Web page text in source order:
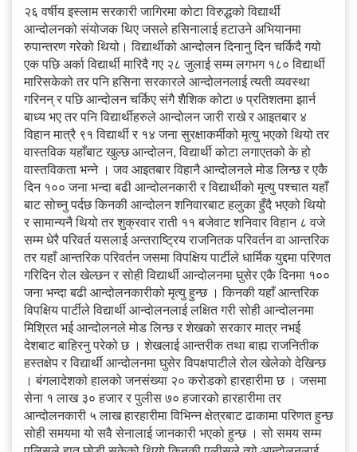
२६ वर्षीय इस्लाम सरकारी जागिरमा कोटा विरुद्धको विद्यार्थी
आन्दोलनको संयोजक थिए जसले हसिनालाई हटाउने अभियानमा
रुपान्तरण गरेको थियो। विद्यार्थीको आन्दोलन दिनानु दिन चर्किदै गयो
एक पछि अर्का विद्यार्थी मारिदै गए २८ जुलाई सम्म लगभग १८० विद्यार्थी
मारिसकेको तर पनि हसिना सरकारले आन्दोलनलाई त्यती व्यवस्था
गरिनन् र पछि आन्दोलन चर्किए संगै शैशिक कोटा ७ प्रतिशतमा झार्न
बाध्य भए तर पनि विद्यार्थीहरुले आन्दोलन जारी राखे र आइतबार ४
विहान मात्रै ९१ विद्यार्थी र १४ जना सुरक्षाकर्मीको मृत्यु भएको थियो तर
वास्तविक यहाँबाट खुल्छ आन्दोलन, विद्यार्थी कोटा लगाएतको के हो
वास्तविकता भन्ने । जव आइतबार विहानै आन्दोलनले मोड लिन्छ र एकै
दिन १०० जना भन्दा बढी आन्दोलनकारी र विद्यार्थीको मृत्यु पश्चात यहाँ
बाट सोच्नु पर्दछ किनकी आन्दोलन शनिवारबाट हलुका हुँदै भएको थियो
र सामान्यनै थियो तर शुक्रवार राती ११ बजेवाट शनिवार विहान ८ वजे
सम्म धेरै परिवर्त यसलाई अन्तराष्ट्रिय राजनितक परिवर्तन वा आन्तरिक
तर यहाँ आन्तरिक परिवर्तन जसमा विपक्षिय पार्टीले धार्मिक युद्दमा परिणत
गरिदिन रोल खेल्छन र सोही विद्यार्थी आन्दोलनमा घुसेर एकै दिनमा १००
जना भन्दा बढी आन्दोलनकारीको मृत्यु हुन्छ । किनकी यहाँ आन्तरिक
विपक्षिय पार्टीले विद्यार्थी आन्दोलनलाई लक्षित गरी सोही आन्दोलनमा
मिश्रित भई आन्दोलनले मोड लिन्छ र शेखको सरकार मात्र नभई
देशबाट बाहिरनु परेको छ । शेखलाई आन्तरीक तथा बाह्य राजनितीक
हस्तक्षेप र विद्यार्थी आन्दोलनमा घुसेर विपक्षपाटीले रोल खेलेको देखिन्छ
। बंगलादेशको हालको जनसंख्या २० करोडको हारहारीमा छ । जसमा
सेना १ लाख ३० हजार र पुलीस ७० हजारको हारहारीमा तर
आन्दोलनकारी ५ लाख हारहारीमा विभिन्न क्षेत्रबाट ढाकामा परिणत हुन्छ
सोही समयमा यो सवै सेनालाई जानकारी भएको हुन्छ । सो समय सम्म